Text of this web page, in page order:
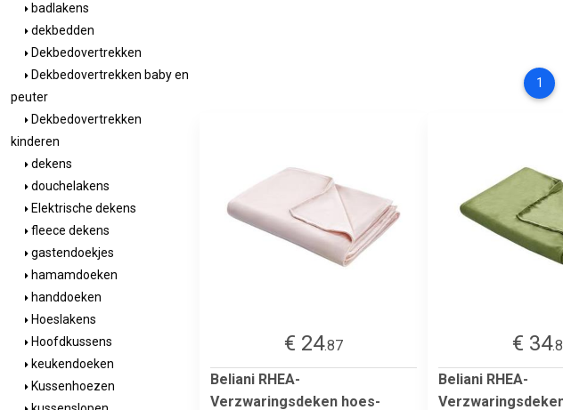
badlakens
dekbedden
Dekbedovertrekken
Dekbedovertrekken baby en
peuter
Dekbedovertrekken
kinderen
dekens
douchelakens
Elektrische dekens
fleece dekens
gastendoekjes
hamamdoeken
handdoeken
Hoeslakens
Hoofdkussens
keukendoeken
Kussenhoezen
1
€ 24.87
Beliani RHEA-
Verzwaringsdeken hoes-
€ 34
Beliani RHEA-